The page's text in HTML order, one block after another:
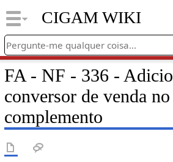
CIGAM WIKI
FA - NF - 336 -
conversor de venda no
complemento